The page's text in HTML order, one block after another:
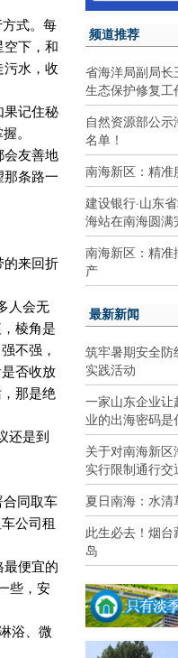
式。每
空下，和
污水，收
果记住秘
。
会友善地
那条路一
的来回折
人会无
棱角是
不强，
否收放
那是绝
还是到
合同取车
公司租
最便宜的
些，安
浴、微
频道推荐
省海洋局副局
生态保护修复工
自然资源部公
名单！
南海新区：精准
建设银行·山东
海站在南海圆满
南海新区：精
产
最新新闻
筑牢暑期安全
实践活动
一家山东企业
业的出海密码是
关于对南海新
实行限制通行
夏日南海：水
此生必去！烟
岛